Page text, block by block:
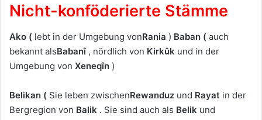
Nicht-konföderierte Stämme
Ako ( lebt in der Umgebung vonRania ) Baban ( auch
bekannt alsBabanî , nördlich von Kirkûk und in der
Umgebung von Xeneqîn )
Belikan ( Sie leben zwischenRewanduz und Rayat in der
Bergregion von Balik . Sie sind auch als Belik und